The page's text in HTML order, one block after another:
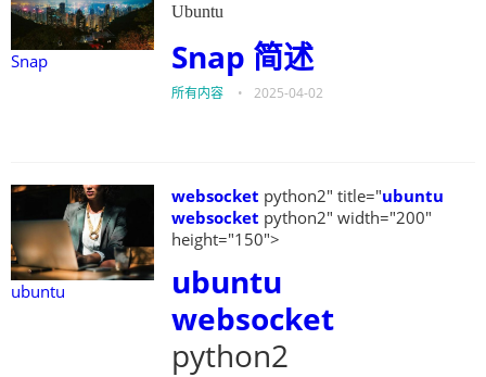
Snap
Ubuntu
Snap 简述
所有内容 • 2025-04-02
ubuntu
websocket python2" title="ubuntu
websocket python2" width="200"
height="150">
ubuntu
websocket
python2